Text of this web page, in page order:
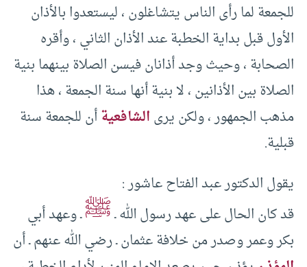
للجمعة لما رأى الناس يتشاغلون ، ليستعدوا بالأذان
الأول قبل بداية الخطبة عند الأذان الثاني ، وأقره
الصحابة ، وحيث وجد أذانان فيسن الصلاة بينهما بنية
الصلاة بين الأذانين ، لا بنية أنها سنة الجمعة ، هذا
مذهب الجمهور ، ولكن يرىالشافعيةأن للجمعة سنة
قبلية.
يقول الدكتور عبد الفتاح عاشور :
قد كان الحال على عهد رسول الله ـﷺـ وعهد أبي
بكر وعمر وصدر من خلافة عثمان ـ رضي الله عنهم ـ أن